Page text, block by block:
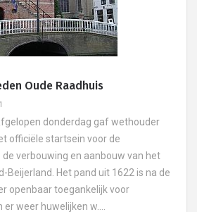
Oude Raadhuis
donderdag gaf wethouder
officiële startsein voor de
verbouwing en aanbouw van het
Beijerland. Het pand uit 1622 is na de
openbaar toegankelijk voor
weer huwelijken w....